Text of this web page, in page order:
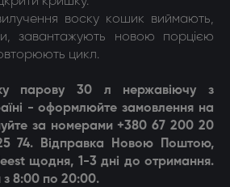
воску кошик виймають,
завантажують новою порцією
цикл.
парову 30 л нержавіючу з
- оформлюйте замовлення на
за номерами +380 67 200 20
74. Відправка Новою Поштою,
щодня, 1-3 дні до отримання.
з 8:00 по 20:00.